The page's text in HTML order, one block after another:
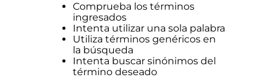
Comprueba los términos
ingresados
Intenta utilizar una sola palabra
Utiliza términos genéricos en
la búsqueda
Intenta buscar sinónimos del
término deseado